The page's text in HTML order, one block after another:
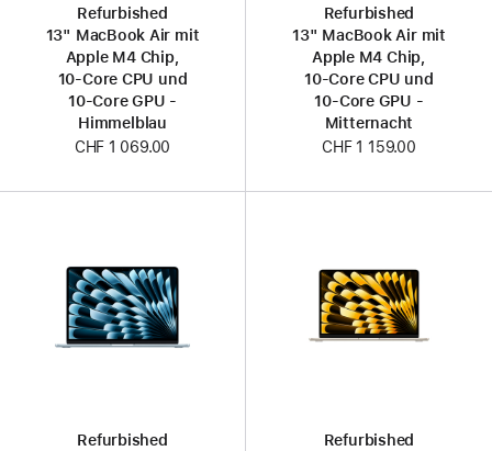
Refurbished
13" MacBook Air mit
Apple M4 Chip,
10‑Core CPU und
10‑Core GPU -
Himmelblau
CHF 1 069.00
Refurbished
13" MacBook Air mit
Apple M4 Chip,
10‑Core CPU und
10‑Core GPU -
Mitternacht
CHF 1 159.00
Refurbished
Refurbished